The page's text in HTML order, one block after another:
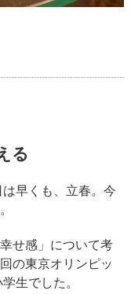
る
早くも、立春。今
せ感」について考
の東京オリンピッ
生でした。